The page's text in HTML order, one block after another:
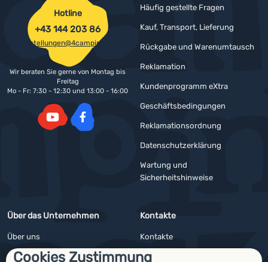
Cookies Zustimmung
Häufig gestellte Fragen
Kauf, Transport, Lieferung
Rückgabe und Warenumtausch
Reklamation
Kundenprogramm eXtra
Geschäftsbedingungen
Reklamationsordnung
Datenschutzerklärung
Wartung und
Sicherheitshinweise
Über das Unternehmen
Über uns
Impressum
Kontakte
Kontakte
Angebote für Firmen und Vereine
Hotline
+43 144 203 86
bestellungen@4camping.at
Wir beraten Sie gerne von Montag bis
Freitag
Mo - Fr: 7:30 - 12:30 und 13:00 - 16:00